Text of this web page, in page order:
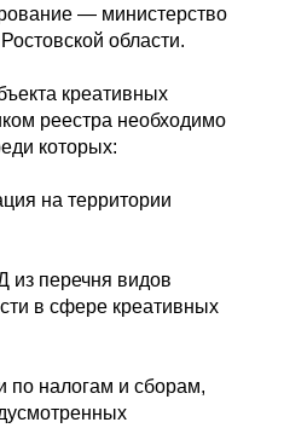
— министерство
области.
креативных
реестра необходимо
которых:
на территории
из перечня видов
в сфере креативных
по налогам и сборам,